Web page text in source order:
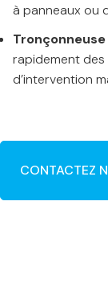
à panneaux ou
rapidement des
d’intervention
CONTACTEZ